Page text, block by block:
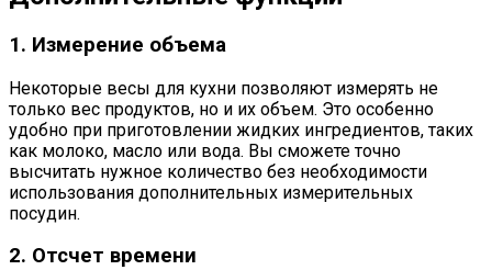
1. Измерение объема
Некоторые весы для кухни позволяют измерять не
только вес продуктов, но и их объем. Это особенно
удобно при приготовлении жидких ингредиентов, таких
как молоко, масло или вода. Вы сможете точно
высчитать нужное количество без необходимости
использования дополнительных измерительных
посудин.
2. Отсчет времени